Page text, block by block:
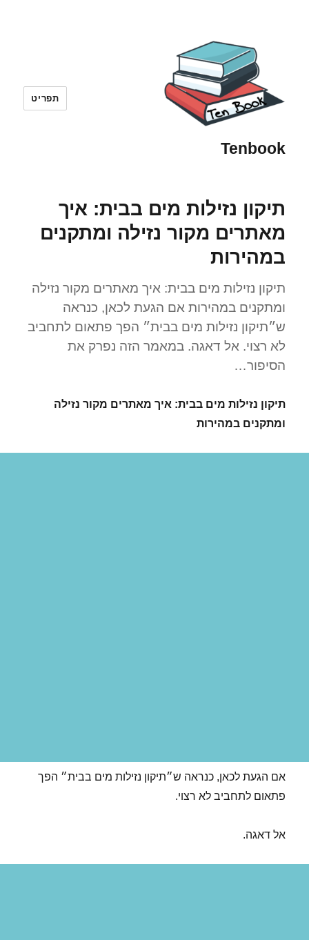
Tenbook
תפריט
תיקון נזילות מים בבית: איך
מאתרים מקור נזילה ומתקנים
במהירות
תיקון נזילות מים בבית: איך מאתרים מקור נזילה
ומתקנים במהירות אם הגעת לכאן, כנראה
ש״תיקון נזילות מים בבית״ הפך פתאום לתחביב
לא רצוי. אל דאגה. במאמר הזה נפרק את
הסיפור…
תיקון נזילות מים בבית: איך מאתרים מקור נזילה
ומתקנים במהירות
אם הגעת לכאן, כנראה ש״תיקון נזילות מים בבית״ הפך
פתאום לתחביב לא רצוי.
אל דאגה.